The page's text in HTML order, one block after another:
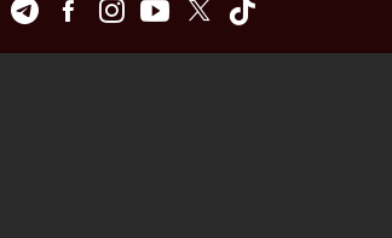
TelegramFacebookInstagramYoutubeTwitter